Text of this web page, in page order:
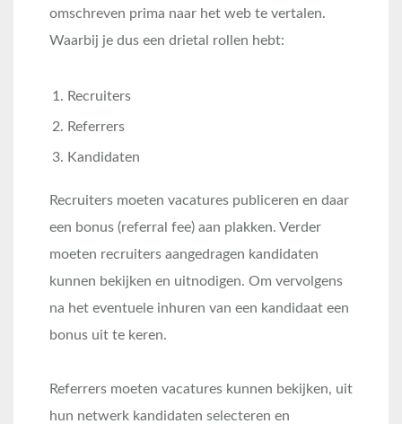
omschreven prima naar het web te vertalen.
Waarbij je dus een drietal rollen hebt:
Recruiters
Referrers
Kandidaten
Recruiters moeten vacatures publiceren en daar
een bonus (referral fee) aan plakken. Verder
moeten recruiters aangedragen kandidaten
kunnen bekijken en uitnodigen. Om vervolgens
na het eventuele inhuren van een kandidaat een
bonus uit te keren.
Referrers moeten vacatures kunnen bekijken, uit
hun netwerk kandidaten selecteren en